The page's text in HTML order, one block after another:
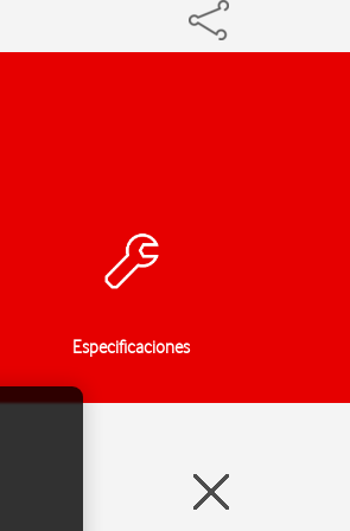
Especificaciones